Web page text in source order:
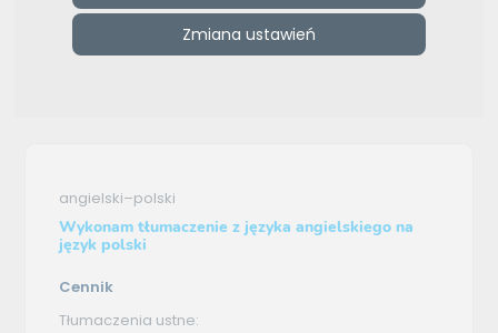
Zmiana ustawień
e-tlumacze.net Katarzyna Strębska-Liszewska
Oferta
tłumaczenia - angielski–polski
angielski–polski
Wykonam tłumaczenie z języka angielskiego na
język polski
Cennik
Tłumaczenia ustne: